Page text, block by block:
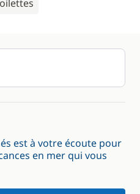
est à votre écoute pour
en mer qui vous